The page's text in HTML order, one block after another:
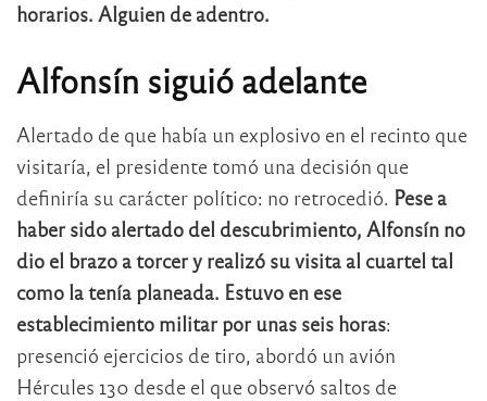
horarios. Alguien de adentro.
Alfonsín siguió adelante
Alertado de que había un explosivo en el recinto que
visitaría, el presidente tomó una decisión que
definiría su carácter político: no retrocedió. Pese a
haber sido alertado del descubrimiento, Alfonsín no
dio el brazo a torcer y realizó su visita al cuartel tal
como la tenía planeada. Estuvo en ese
establecimiento militar por unas seis horas:
presenció ejercicios de tiro, abordó un avión
Hércules 130 desde el que observó saltos de